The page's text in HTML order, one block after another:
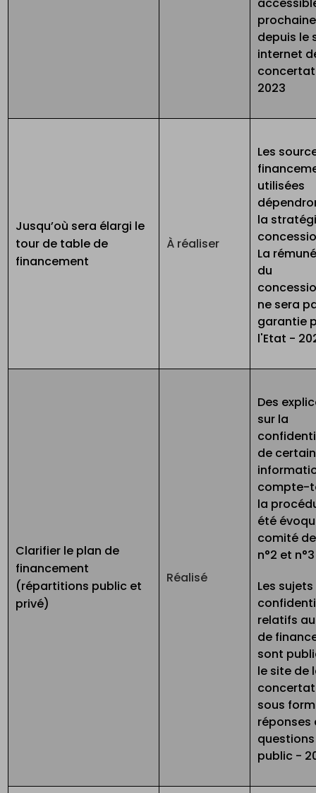
depuis le
internet
2023
Jusqu’où sera élargi le
tour de table de
financement
À réaliser
Les
utilisées
la
La
du
ne sera
garantie
l'Etat -
Clarifier le plan de
financement
(répartitions public et
privé)
Réalisé
Des
sur la
de
compte-
la
été
comité
n°2 et
Les
relatifs
de
sont
le site de
sous
réponses
public -